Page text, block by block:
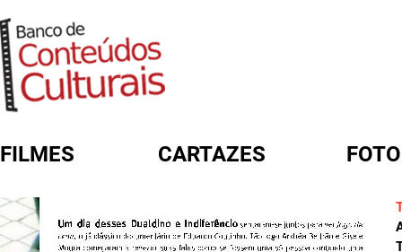
FILMES CARTAZES